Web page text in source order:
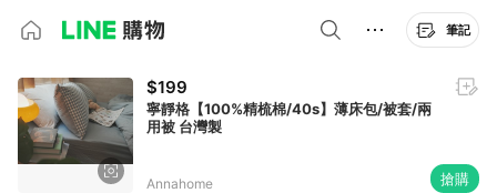
筆記
$199
寧靜格【100%精梳棉/40s】薄床包/被套/兩
用被 台灣製
Annahome 搶購